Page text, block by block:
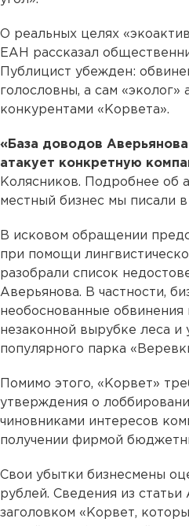
О реальных целях
ЕАН рассказал
Публицист убежден:
голословны, а сам
конкурентами «Корвета».
«База доводов
атакует конкретную
Колясников. Подробнее об
местный бизнес мы писали в
В исковом обращении
при помощи
разобрали список
Аверьянова. В частности,
необоснованные обвинения
незаконной вырубке леса и
популярного парка
Помимо этого, «Корвет»
утверждения о
чиновниками интересов
получении фирмой
Свои убытки бизнесмены
рублей. Сведения из
заголовком «Корвет,